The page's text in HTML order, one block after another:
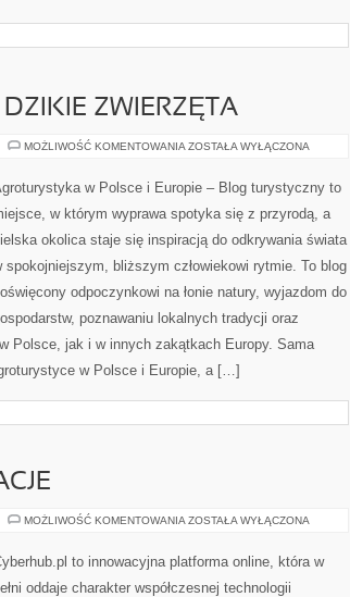
ZWIERZĘTA
MOŻLIWOŚĆ KOMENTOWANIA AGROTURYSTYKA
ZWIERZĘTA
ZOSTAŁA WYŁĄCZONA
w Polsce i Europie – Blog turystyczny to
w którym wyprawa spotyka się z przyrodą, a
okolica staje się inspiracją do odkrywania świata
spokojniejszym, bliższym człowiekowi rytmie. To blog
odpoczynkowi na łonie natury, wyjazdom do
poznawaniu lokalnych tradycji oraz
Polsce, jak i w innych zakątkach Europy. Sama
w Polsce i Europie, a […]
MOŻLIWOŚĆ KOMENTOWANIA STARTUPY
ZOSTAŁA WYŁĄCZONA
to innowacyjna platforma online, która w
oddaje charakter współczesnej technologii